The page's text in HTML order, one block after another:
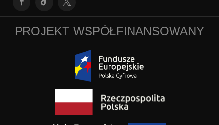
PROJEKT WSPÓŁFINANSOWANY